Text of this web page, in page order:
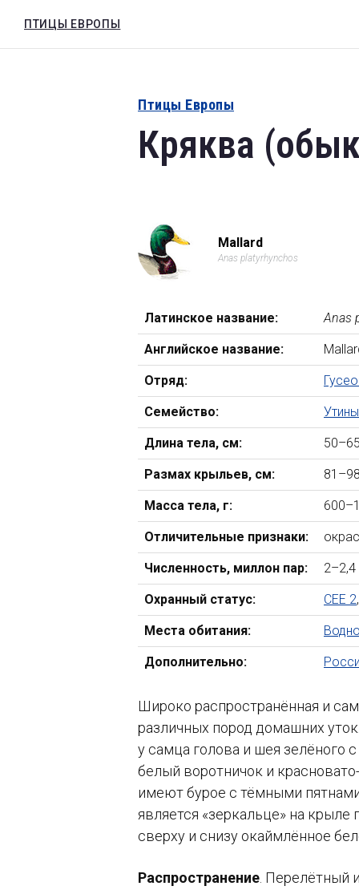
ПТИЦЫ ЕВРОПЫ
ПТИЦЫ ЕВРОПЫ
Птицы Европы
Кряква (
Mallard
Anas platyrhynchos
Латинское название: Anas
Английское название:
Отряд:
Семейство:
Длина тела, см: 50–65
Размах крыльев, см: 81–98
Масса тела, г:
Отличительные признаки:
Численность, миллон пар: 2–2,4
Охранный статус: CEE 2,
Места обитания:
Дополнительно:
Широко распространённая и
различных пород домашних
у самца голова и шея зелёного
белый воротничок и
имеют бурое с тёмными
является «зеркальце» на крыле
сверху и снизу окаймлённое
Распространение . Перелётный